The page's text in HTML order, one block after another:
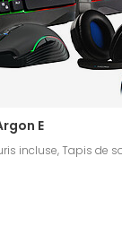
E
incluse, Tapis de